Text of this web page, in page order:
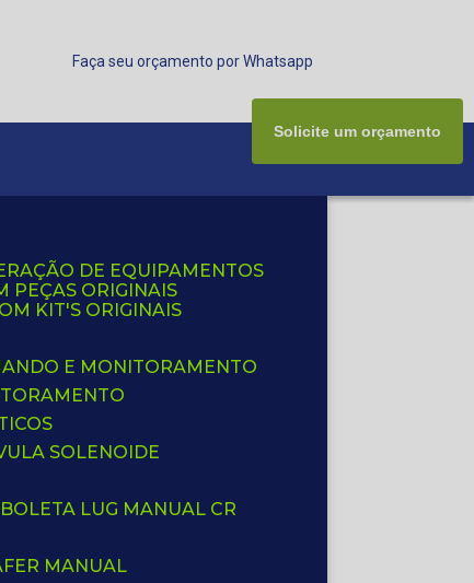
Faça seu orçamento por Whatsapp
DE EQUIPAMENTOS
PEÇAS ORIGINAIS
KIT'S ORIGINAIS
E MONITORAMENTO
SOLENOIDE
LUG MANUAL CR
MANUAL
Solicite um orçamento